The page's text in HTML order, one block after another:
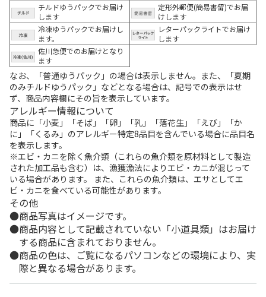
チルドゆうパックでお届け
します
定形外郵便(簡易書留)でお届
けします
冷凍ゆうパックでお届けし
ます。
レターパックライトでお届け
します
佐川急便でのお届けとなり
ます
なお、「普通ゆうパック」の場合は表示しません。また、「夏期
のみチルドゆうパック」などとなる場合は、記号での表示はせ
ず、商品内容欄にその旨を表示しています。
アレルギー情報について
商品に「小麦」「そば」「卵」「乳」「落花生」「えび」「か
に」「くるみ」のアレルギー特定8品目を含んでいる場合に品目名
を表示します。
※エビ・カニを除く魚介類（これらの魚介類を原材料として製造
された加工品も含む）は、漁獲漁法によりエビ・カニが混じって
いる場合があります。 また、これらの魚介類は、エサとしてエ
ビ・カニを食べている可能性があります。
その他
商品写真はイメージです。
商品内容として記載されていない「小道具類」はお届け
する商品に含まれておりません。
商品の色は、ご覧になるパソコンなどの環境により、実
際と異なる場合があります。